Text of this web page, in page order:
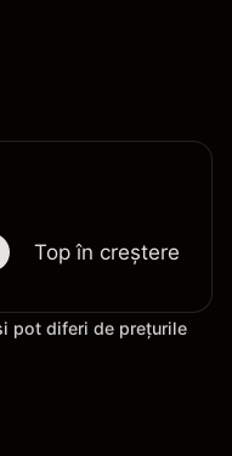
Top în creștere
pot diferi de prețurile